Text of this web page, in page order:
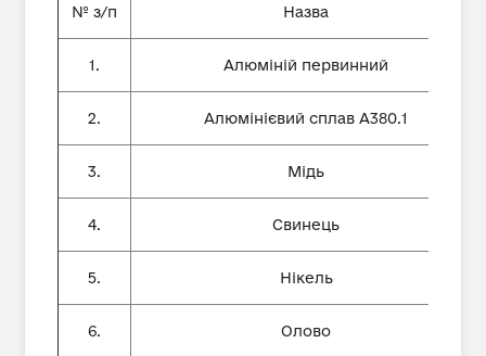
№ з/п Назва
1. Алюміній первинний
2. Алюмінієвий сплав А380.1
3. Мідь
4. Свинець
5. Нікель
6. Олово